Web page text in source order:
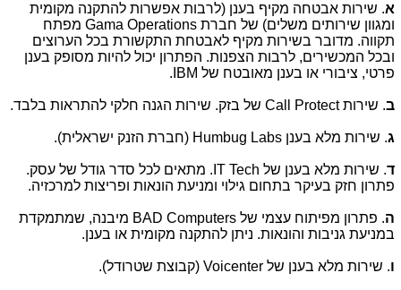
א. שירות אבטחה מקיף בענן (לרבות אפשרות להתקנה מקומית
ומגוון שירותים משלים) של חברת Gama Operations מפתח
תקווה. מדובר בשירות מקיף לאבטחת התקשורת בכל הערוצים
ובכל המכשירים, לרבות הצפנות. הפתרון יכול להיות מסופק בענן
פרטי, ציבורי או בענן מאובטח של IBM
.
ב. שירותCall Protect של בזק. שירות הגנה חלקי להתראות בלבד.
ג. שירות מלא בענן Humbug Labs (חברת הזנק ישראלית).
ד. שירות מלא בענן של IT Tech . מתאים לכל סדר גודל של עסק.
פתרון חזק בעיקר בתחום גילוי ומניעת הונאות ופריצות למרכזיה.
ה. פתרון מפיתוח עצמי של BAD Computers מיבנה, שמתמקדת
במניעת גניבות והונאות. ניתן להתקנה מקומית או בענן.
ו. שירות מלא בענן של Voicenter (קבוצת שטרודל).